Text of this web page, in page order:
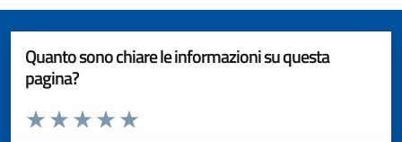
Quanto sono chiare le informazioni su questa
pagina?
Valuta da 1 a 5 stelle la pagina